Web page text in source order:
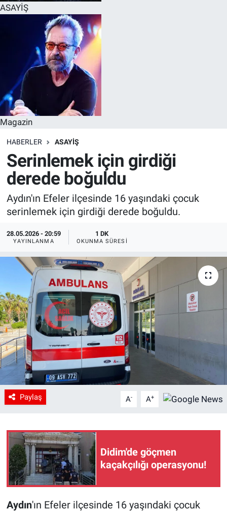
ASAYİŞ
Magazin
HABERLER ASAYİŞ
Serinlemek için girdiği
derede boğuldu
Aydın'ın Efeler ilçesinde 16 yaşındaki çocuk
serinlemek için girdiği derede boğuldu.
28.05.2026 - 20:59
YAYINLANMA
1 DK
OKUNMA SÜRESI
Paylaş A- A+
Didim'de göçmen
kaçakçılığı operasyonu!
Aydın'ın Efeler ilçesinde 16 yaşındaki çocuk